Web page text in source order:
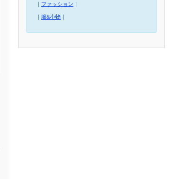
｜ ファッション ｜
｜ 服&小物 ｜